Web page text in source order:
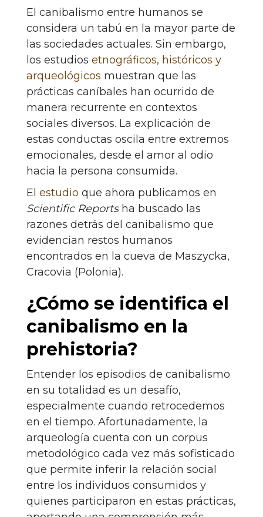
El canibalismo entre humanos se
considera un tabú en la mayor parte de
las sociedades actuales. Sin embargo,
los estudios etnográficos, históricos y
arqueológicos muestran que las
prácticas caníbales han ocurrido de
manera recurrente en contextos
sociales diversos. La explicación de
estas conductas oscila entre extremos
emocionales, desde el amor al odio
hacia la persona consumida.
El estudio que ahora publicamos en
Scientific Reportsha buscado las
razones detrás del canibalismo que
evidencian restos humanos
encontrados en la cueva de Maszycka,
Cracovia (Polonia).
¿Cómo se identifica el
canibalismo en la
prehistoria?
Entender los episodios de canibalismo
en su totalidad es un desafío,
especialmente cuando retrocedemos
en el tiempo. Afortunadamente, la
arqueología cuenta con un corpus
metodológico cada vez más sofisticado
que permite inferir la relación social
entre los individuos consumidos y
quienes participaron en estas prácticas,